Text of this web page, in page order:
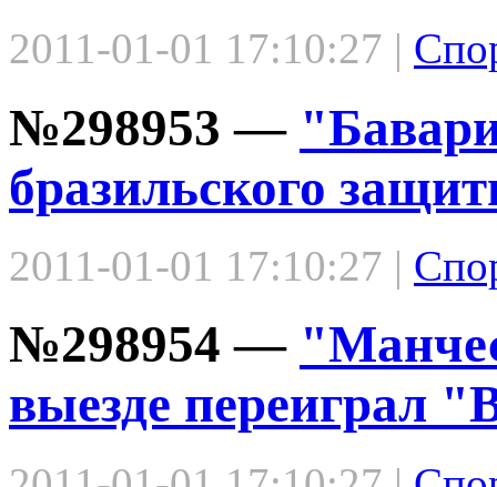
2011-01-01 17:10:27 |
№298953 —
бразильского
2011-01-01 17:10:27 |
№298954 —
выезде переиграл